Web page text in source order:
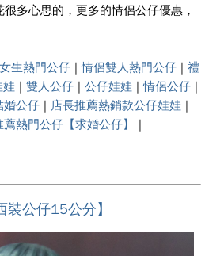
多心思的，更多的情侶公仔優惠，
女生熱門公仔 |情侶雙人熱門公仔 | 禮
娃 | 雙人公仔 | 公仔娃娃 |情侶公仔 |
婚公仔 | 店長推薦熱銷款公仔娃娃 |
薦熱門公仔【求婚公仔】 |
公仔15公分】